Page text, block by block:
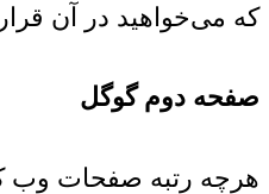
که می‌خواهید در آن
صفحه دوم گوگل
هرچه رتبه صفحات وب